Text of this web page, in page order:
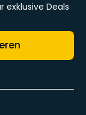
exklusive Deals